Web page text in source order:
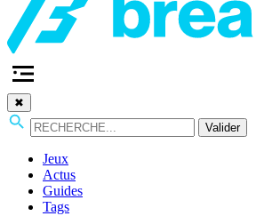
✖
Valider
Jeux
Actus
Guides
Tags